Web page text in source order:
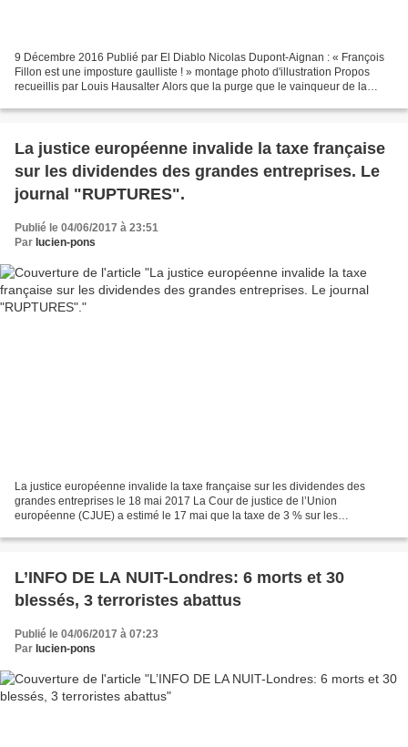
9 Décembre 2016 Publié par El Diablo Nicolas Dupont-Aignan : « François
Fillon est une imposture gaulliste ! » montage photo d'illustration Propos
recueillis par Louis Hausalter Alors que la purge que le vainqueur de la
La justice européenne invalide la taxe française
sur les dividendes des grandes entreprises. Le
journal "RUPTURES".
Publié le 04/06/2017 à 23:51
Par lucien-pons
La justice européenne invalide la taxe française sur les dividendes des
grandes entreprises le 18 mai 2017 La Cour de justice de l’Union
européenne (CJUE) a estimé le 17 mai que la taxe de 3 % sur les
L’INFO DE LA NUIT-Londres: 6 morts et 30
blessés, 3 terroristes abattus
Publié le 04/06/2017 à 07:23
Par lucien-pons